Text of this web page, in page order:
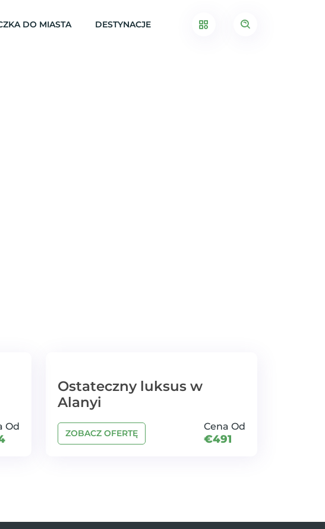
DO MIASTA DESTYNACJE
Od
Ostateczny luksus w
Alanyi
ZOBACZ OFERTĘ
Cena Od
€491